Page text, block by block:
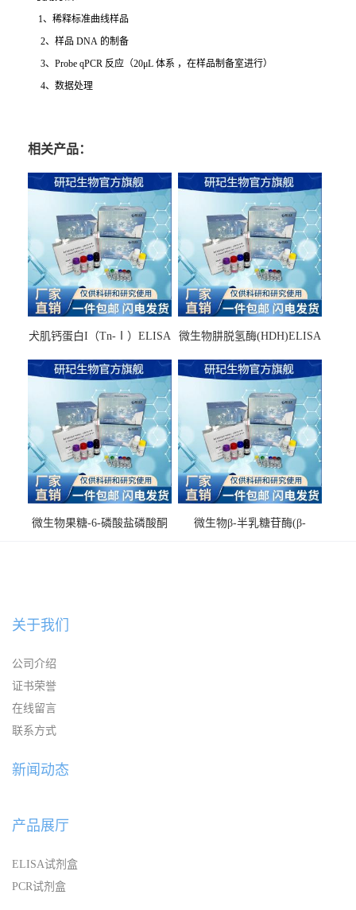
1、稀释标准曲线样品
2、样品 DNA 的制备
3、Probe qPCR 反应（20μL 体系 ，在样品制备室进行）
4、数据处理
相关产品：
犬肌钙蛋白I（Tn-Ⅰ）ELISA
微生物肼脱氢酶(HDH)ELISA
微生物果糖-6-磷酸盐磷酸酮
微生物β-半乳糖苷酶(β-
关于我们
公司介绍
证书荣誉
在线留言
联系方式
新闻动态
产品展厅
ELISA试剂盒
PCR试剂盒